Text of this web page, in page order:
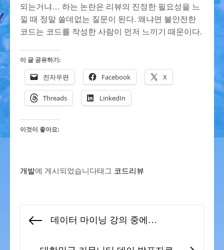
되는거냐… 하는 논란은 리뷰의 진정한 필요성을 느
낄 때 정말 쓸데없는 질문이 된다. 왜냐면 불안전한
코드는 코드를 작성한 사람이 먼저 느끼기 때문이다.
이 글 공유하기:
전자우편 Facebook X
Threads LinkedIn
이것이 좋아요:
개발에 게시되었습니다태그 코드리뷰
Previous
데이터 마이닝 강의 중에…